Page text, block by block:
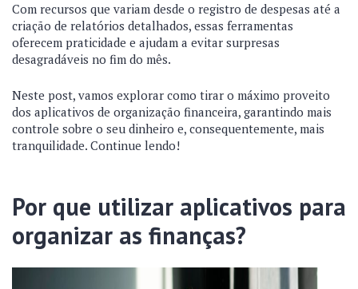
Com recursos que variam desde o registro de despesas até a
criação de relatórios detalhados, essas ferramentas
oferecem praticidade e ajudam a evitar surpresas
desagradáveis no fim do mês.
Neste post, vamos explorar como tirar o máximo proveito
dos aplicativos de organização financeira, garantindo mais
controle sobre o seu dinheiro e, consequentemente, mais
tranquilidade. Continue lendo!
Por que utilizar aplicativos para
organizar as finanças?